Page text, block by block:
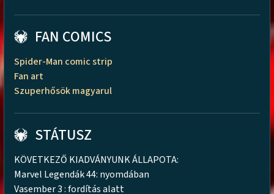
FAN COMICS
Spider-Man comic strip
Fan art
Szuperhősök magyarul
STÁTUSZ
KÖVETKEZŐ KIADVÁNYUNK ÁLLAPOTA:
Marvel Legendák 44: nyomdában
Vasember 3 : fordítás alatt